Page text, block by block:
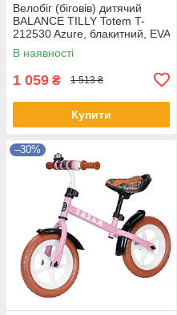
Велобіг (біговів) дитячий
BALANCE TILLY Totem T-
212530 Azure, блакитний, EVA
колеса 12", дзвінок
В наявності
1 059 ₴ 1 513 ₴
Купити
–30%